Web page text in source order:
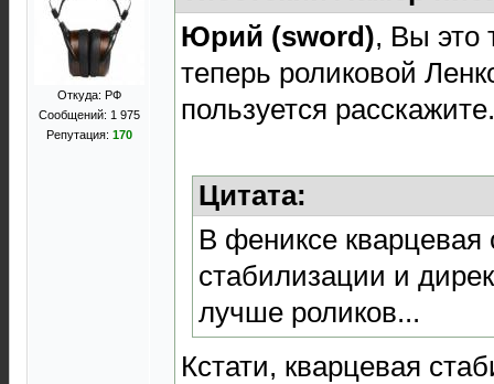
Откуда: РФ
Сообщений: 1 975
Репутация: 170
Юрий (sword), Вы это
теперь роликовой
пользуется расскажите.
Цитата:
В фениксе кварцевая
стабилизации и
лучше роликов...
Кстати, кварцевая